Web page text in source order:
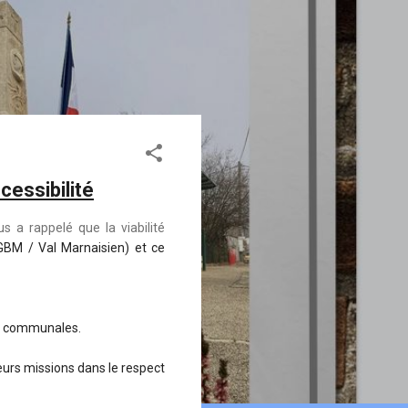
a rappelé que la viabilité
/ Val Marnaisien) et ce
missions dans le respect